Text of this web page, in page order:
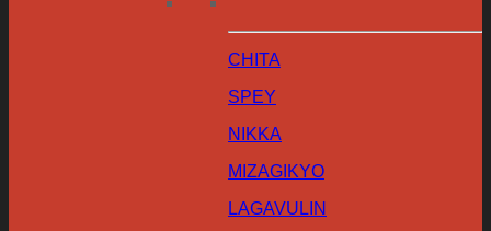
CHITA
SPEY
NIKKA
MIZAGIKYO
LAGAVULIN